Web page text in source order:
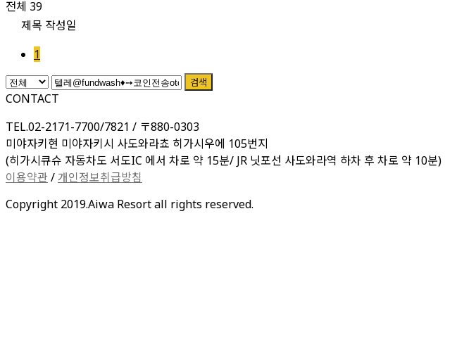
전체 39
제목 작성일
1
검색
CONTACT
TEL.02-2171-7700/7821 / 〒880-0303
미야자키현 미야자키시 사도와라쵸 히가시우에 105번지
(히가시큐슈 자동차도 서도IC 에서 차로 약 15분/ JR 닛포선 사도와라역 하차 후 차로 약 10분)
이용약관 /개인정보취급방침
Copyright 2019.Aiwa Resort all rights reserved.